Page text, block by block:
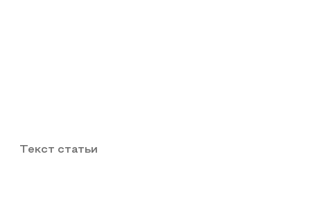
Текст статьи